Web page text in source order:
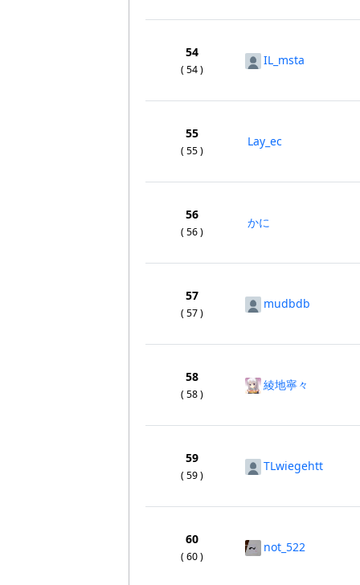
54
( 54 )
IL_msta
55
( 55 )
Lay_ec
56
( 56 )
かに
57
( 57 )
mudbdb
58
( 58 )
綾地寧々
59
( 59 )
TLwiegehtt
60
( 60 )
not_522